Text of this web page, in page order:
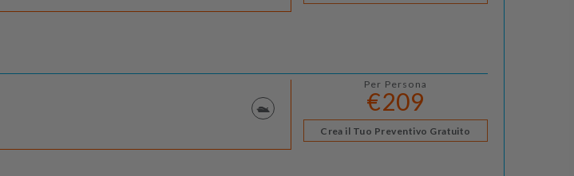
Per Persona
€209
Crea il Tuo Preventivo Gratuito